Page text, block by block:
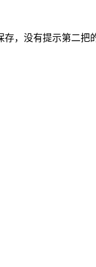
存，没有提示第二把